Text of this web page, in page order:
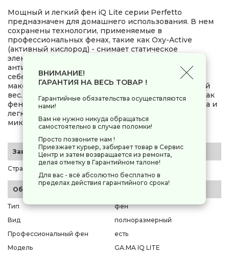
Мощный и легкий фен iQ Lite серии Perfetto
предназначен для домашнего использования. В нем
сохранены технологии, применяемые в
профессиональных фенах, такие как Oxy-Active
(активный кислород) - снимает статическое
электричество и оказывает мощный
антибактериальный эффект. Этот фен объединил в
себе надежность традиционного фена, его
максимальную производительность и облегченный
вес. Фен iQ Light легкий как смартфон и мощный как
фен стандартного размера. Для большего комфорта и
легкой очистки фен оснащен съемным двойным
микроперфорированным фильтром.
Заводские данные
Страна-производитель
Общие параметры
Тип
фен
Вид
полноразмерный
Профессиональный фен
есть
Модель
GA.MA IQ LITE
ВНИМАНИЕ!
ГАРАНТИЯ НА ВЕСЬ ТОВАР !
Гарантийные обязательства осуществляются
нами!
Вам не нужно никуда обращаться
самостоятельно в случае поломки!
Просто позвоните нам !
Приезжает курьер, забирает товар в Сервис
Центр и затем возвращается из ремонта,
делая отметку в Гарантийном талоне!
Для вас - всё абсолютно бесплатно в
пределах действия гарантийного срока!